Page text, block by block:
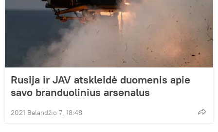
Rusija ir JAV atskleidė duomenis apie
savo branduolinius arsenalus
2021 Balandžio 7, 18:48